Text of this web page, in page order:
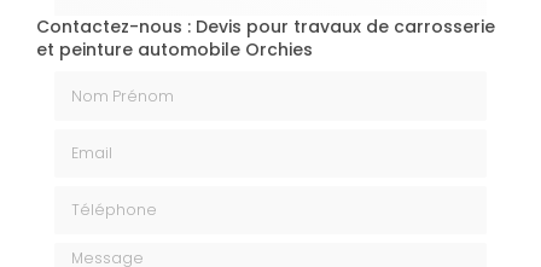
Contactez-nous : Devis pour travaux de carrosserie
et peinture automobile Orchies
Message